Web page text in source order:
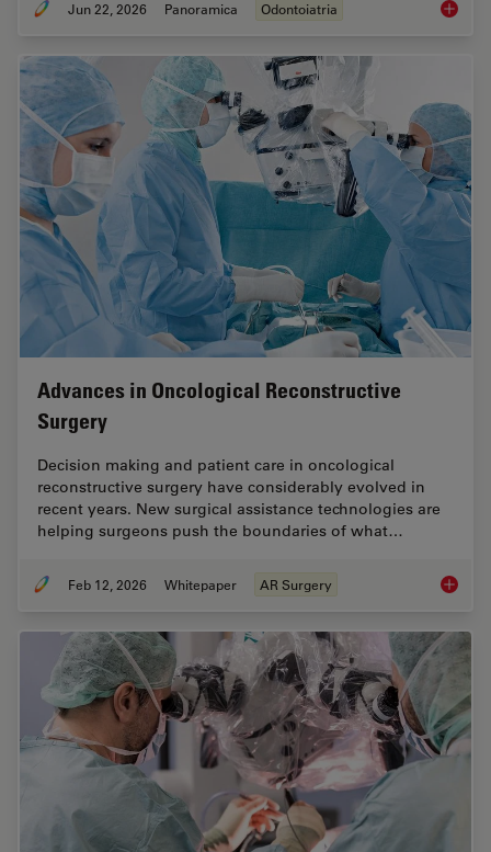
Jun 22, 2026 Panoramica Odontoiatria Dental
Advances in Oncological Reconstructive
Surgery
Decision making and patient care in oncological
reconstructive surgery have considerably evolved in
recent years. New surgical assistance technologies are
helping surgeons push the boundaries of what…
Feb 12, 2026 Whitepaper AR Surgery